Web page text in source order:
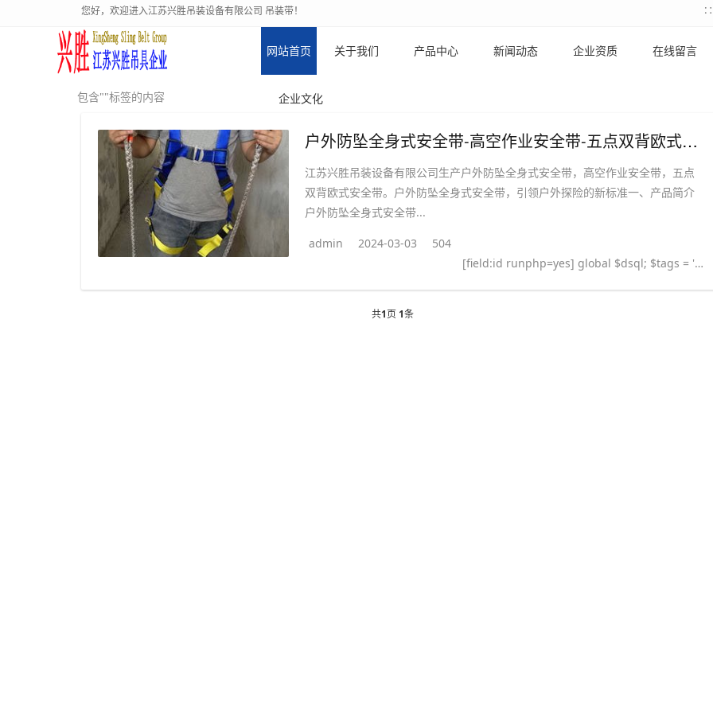
您好，欢迎进入江苏兴胜吊装设备有限公司 吊装带！ ∷
网站首页 关于我们 产品中心 新闻动态 企业资质 在线留言
企业文化
包含""标签的内容
户外防坠全身式安全带-高空作业安全带-五点双背欧式安全带
江苏兴胜吊装设备有限公司生产户外防坠全身式安全带，高空作业安全带，五点
双背欧式安全带。户外防坠全身式安全带，引领户外探险的新标准一、产品简介
户外防坠全身式安全带...
admin 2024-03-03
504
[field:id runphp=yes] global $dsql; $tags = ''; $query = "SELECT tag FROM `#@__taglist` WHERE aid='@me' "; $dsql->Execute('tag',$query); while($row = $dsql->GetArray('tag')) { $tags .= "#
共1页 1条